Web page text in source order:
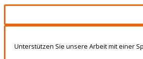
Unterstützen Sie unsere Arbeit mit einer